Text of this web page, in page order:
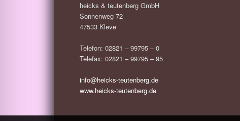
heicks & teutenberg GmbH
Sonnenweg 72
47533 Kleve
Telefon: 02821 – 99795 – 0
Telefax: 02821 – 99795 – 95
info@heicks-teutenberg.de
www.heicks-teutenberg.de